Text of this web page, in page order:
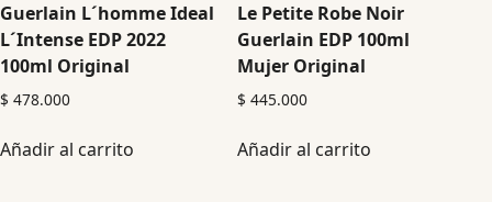
Guerlain L´homme Ideal
L´Intense EDP 2022
100ml Original
$ 478.000
Añadir al carrito
Le Petite Robe Noir
Guerlain EDP 100ml
Mujer Original
$ 445.000
Añadir al carrito